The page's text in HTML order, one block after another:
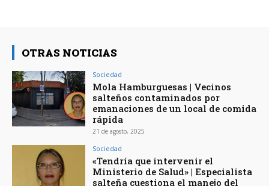
OTRAS NOTICIAS
Sociedad
Mola Hamburguesas | Vecinos
salteños contaminados por
emanaciones de un local de comida
rápida
21 de agosto, 2025
Sociedad
«Tendría que intervenir el
Ministerio de Salud» | Especialista
salteña cuestiona el manejo del